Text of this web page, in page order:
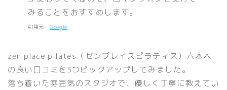
みることをおすすめします。
引用元： Google
zen place pilates（ゼンプレイスピラティス）六本木
の良い口コミを3つピックアップしてみました。
落ち着いた雰囲気のスタジオで、優しく丁寧に教えてい